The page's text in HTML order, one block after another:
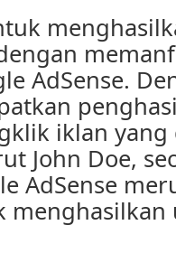
AdSense.
iklan
John Doe,
AdSense